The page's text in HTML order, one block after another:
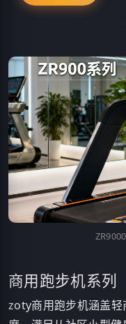
商用跑步机系列
zoty商用跑步机涵盖